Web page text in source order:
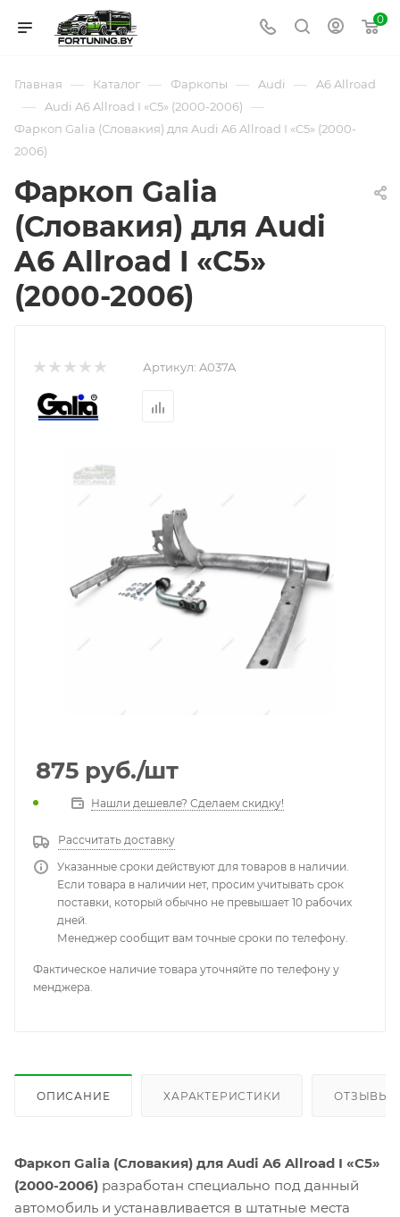
0
Главная — Каталог — Фаркопы — Audi — A6 Allroad
— Audi A6 Allroad I «C5» (2000-2006) —
Фаркоп Galia (Словакия) для Audi A6 Allroad I «C5» (2000-
2006)
Фаркоп Galia
(Словакия) для Audi
A6 Allroad I «C5»
(2000-2006)
Артикул: A037A
875 руб./шт
Нашли дешевле? Сделаем скидку!
Рассчитать доставку
Указанные сроки действуют для товаров в наличии.
Если товара в наличии нет, просим учитывать срок
поставки, который обычно не превышает 10 рабочих
дней.
Менеджер сообщит вам точные сроки по телефону.
Фактическое наличие товара уточняйте по телефону у
менджера.
ОПИСАНИЕ ХАРАКТЕРИСТИКИ ОТЗЫВЫ
Фаркоп Galia (Словакия) для Audi A6 Allroad I «C5»
(2000-2006) разработан специально под данный
автомобиль и устанавливается в штатные места